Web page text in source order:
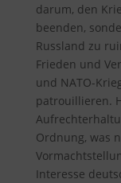
darum, den
beenden,
Russland zu
Frieden und
und NATO-
patrouillieren.
Ordnung, was
Interesse